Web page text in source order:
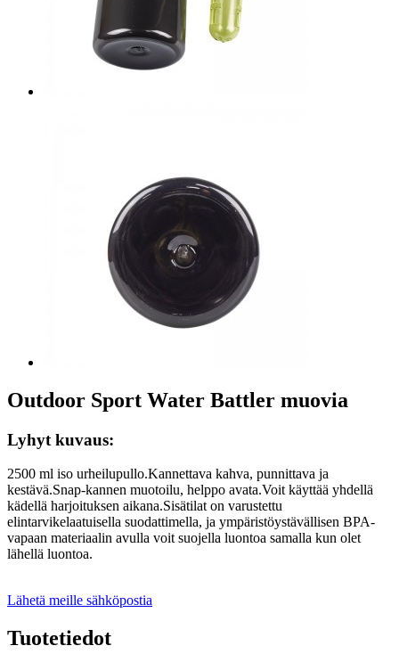
Outdoor Sport Water Battler muovia
Lyhyt kuvaus:
2500 ml iso urheilupullo.Kannettava kahva, punnittava ja
kestävä.Snap-kannen muotoilu, helppo avata.Voit käyttää yhdellä
kädellä harjoituksen aikana.Sisätilat on varustettu
elintarvikelaatuisella suodattimella, ja ympäristöystävällisen BPA-
vapaan materiaalin avulla voit suojella luontoa samalla kun olet
lähellä luontoa.
Lähetä meille sähköpostia
Tuotetiedot